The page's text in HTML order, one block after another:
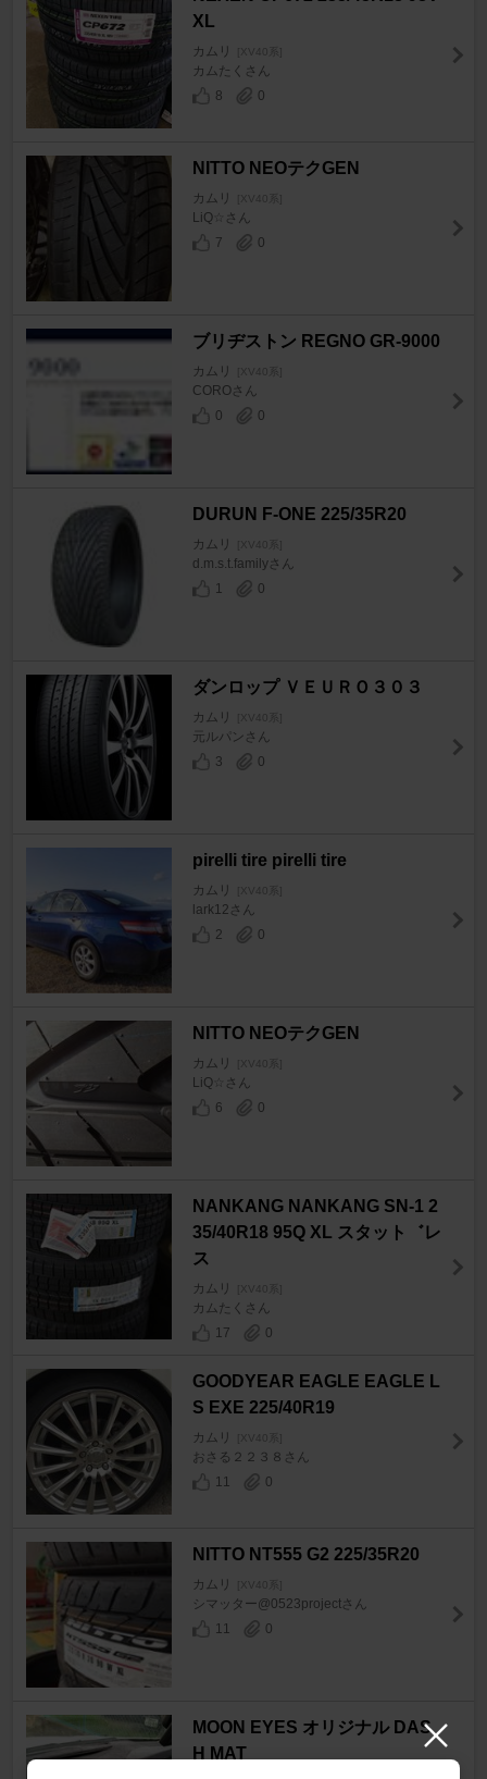
XL
カムリ [XV40系]
カムたくさん
8
0
NITTO NEOテクGEN
カムリ [XV40系]
LiQ☆さん
7
0
ブリヂストン REGNO GR-9000
カムリ [XV40系]
COROさん
0
0
DURUN F-ONE 225/35R20
カムリ [XV40系]
d.m.s.t.familyさん
1
0
ダンロップ ＶＥＵＲＯ３０３
カムリ [XV40系]
元ルパンさん
3
0
pirelli tire pirelli tire
カムリ [XV40系]
lark12さん
2
0
NITTO NEOテクGEN
カムリ [XV40系]
LiQ☆さん
6
0
NANKANG NANKANG SN-1 2
35/40R18 95Q XL スタット゛レ
ス
カムリ [XV40系]
カムたくさん
17
0
GOODYEAR EAGLE EAGLE L
S EXE 225/40R19
カムリ [XV40系]
おさる２２３８さん
11
0
NITTO NT555 G2 225/35R20
カムリ [XV40系]
シマッター@0523projectさん
11
0
MOON EYES オリジナル DAS
H MAT